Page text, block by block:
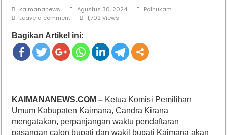
kaimananews Agustus 30, 2024
Polhukam
Leave a comment
1,702 Views
Bagikan Artikel ini:
KAIMANANEWS.COM – Ketua Komisi Pemilihan
Umum Kabupaten Kaimana, Candra Kirana
mengatakan, perpanjangan waktu pendaftaran
pasangan calon bupati dan wakil bupati Kaimana akan